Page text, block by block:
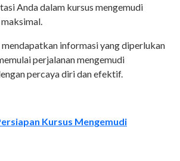
Anda dalam kursus mengemudi
informasi yang diperlukan
perjalanan mengemudi
percaya diri dan efektif.
Kursus Mengemudi